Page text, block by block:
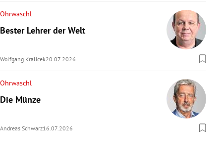
Ohrwaschl
Bester Lehrer der Welt
Wolfgang Kralicek20.07.2026
Ohrwaschl
Die Münze
Andreas Schwarz16.07.2026